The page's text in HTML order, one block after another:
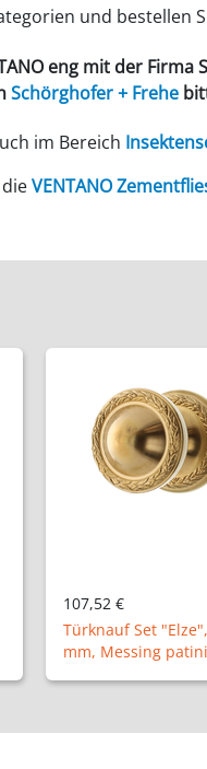
und bestellen
eng mit der Firma
Schörghofer+ Frehe
im Bereich
VENTANO
50,24 €
Halbolive "Aschen